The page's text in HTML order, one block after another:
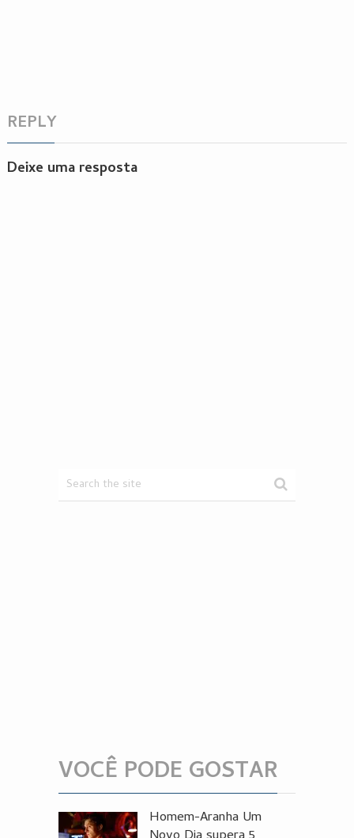
REPLY
Deixe uma resposta
VOCÊ PODE GOSTAR
Homem-Aranha Um